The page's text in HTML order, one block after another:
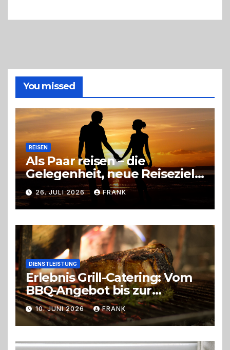
richtige
Entscheidung
You missed
REISEN
Als Paar reisen – die
Gelegenheit, neue Reiseziele
zu entdecken
26. JULI 2026 FRANK
DIENSTLEISTUNG
Erlebnis Grill-Catering: Vom
BBQ-Angebot bis zur
perfekten Eventorganisation
Trend zu Outdoor-Events,
Erlebnisgastronomie und
Live-Cooking
10. JUNI 2026 FRANK